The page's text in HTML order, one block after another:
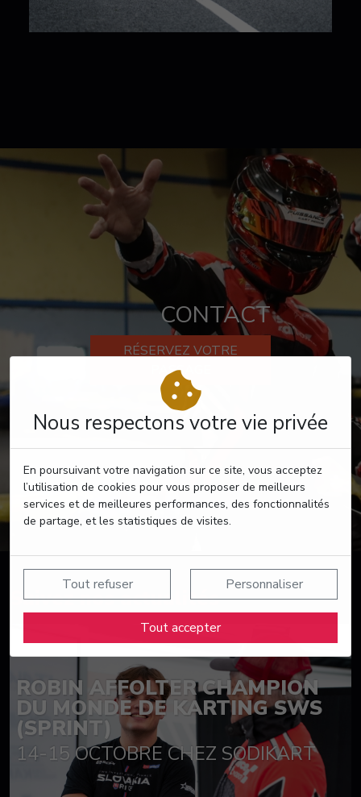
Nous respectons votre vie privée
En poursuivant votre navigation sur ce site, vous acceptez
l’utilisation de cookies pour vous proposer de meilleurs
services et de meilleures performances, des fonctionnalités
de partage, et les statistiques de visites.
Tout refuser Personnaliser
Tout accepter
CONTACT
RÉSERVEZ VOTRE
PASSAGE
Suivez nos actualités
ROBIN AFFOLTER CHAMPION
DU MONDE DE KARTING SWS
(SPRINT)
14-15 OCTOBRE CHEZ SODIKART